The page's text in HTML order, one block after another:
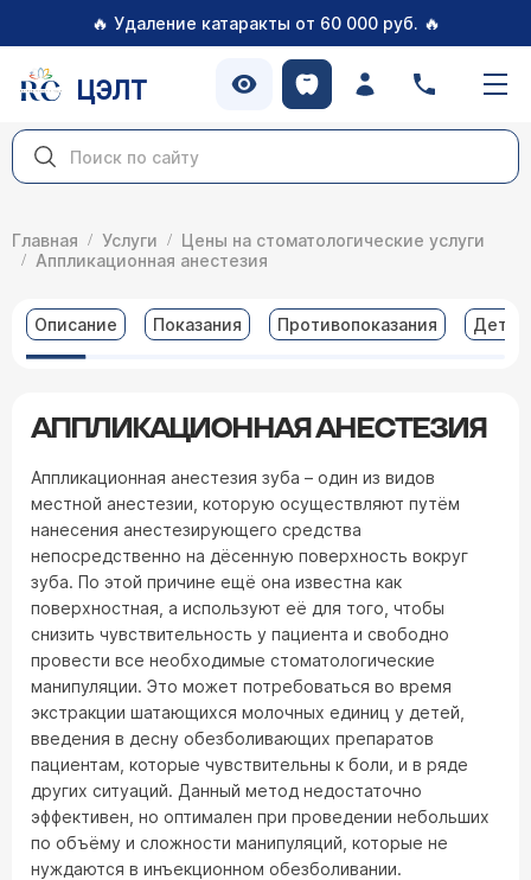
🔥 Удаление катаракты от 60 000 руб. 🔥
ЦЭЛТ
Главная Услуги
Цены на стоматологические услуги
Аппликационная анестезия
Описание Показания Противопоказания
АППЛИКАЦИОННАЯ АНЕСТЕЗИЯ
Аппликационная анестезия зуба – один из видов
местной анестезии, которую осуществляют путём
нанесения анестезирующего средства
непосредственно на дёсенную поверхность вокруг
зуба. По этой причине ещё она известна как
поверхностная, а используют её для того, чтобы
снизить чувствительность у пациента и свободно
провести все необходимые стоматологические
манипуляции. Это может потребоваться во время
экстракции шатающихся молочных единиц у детей,
введения в десну обезболивающих препаратов
пациентам, которые чувствительны к боли, и в ряде
других ситуаций. Данный метод недостаточно
эффективен, но оптимален при проведении небольших
по объёму и сложности манипуляций, которые не
нуждаются в инъекционном обезболивании.